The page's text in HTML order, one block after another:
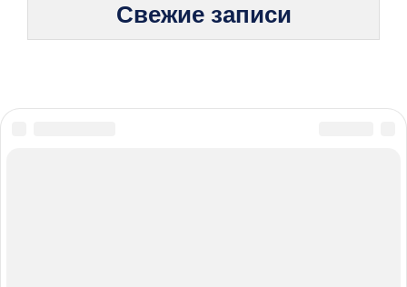
Свежие записи